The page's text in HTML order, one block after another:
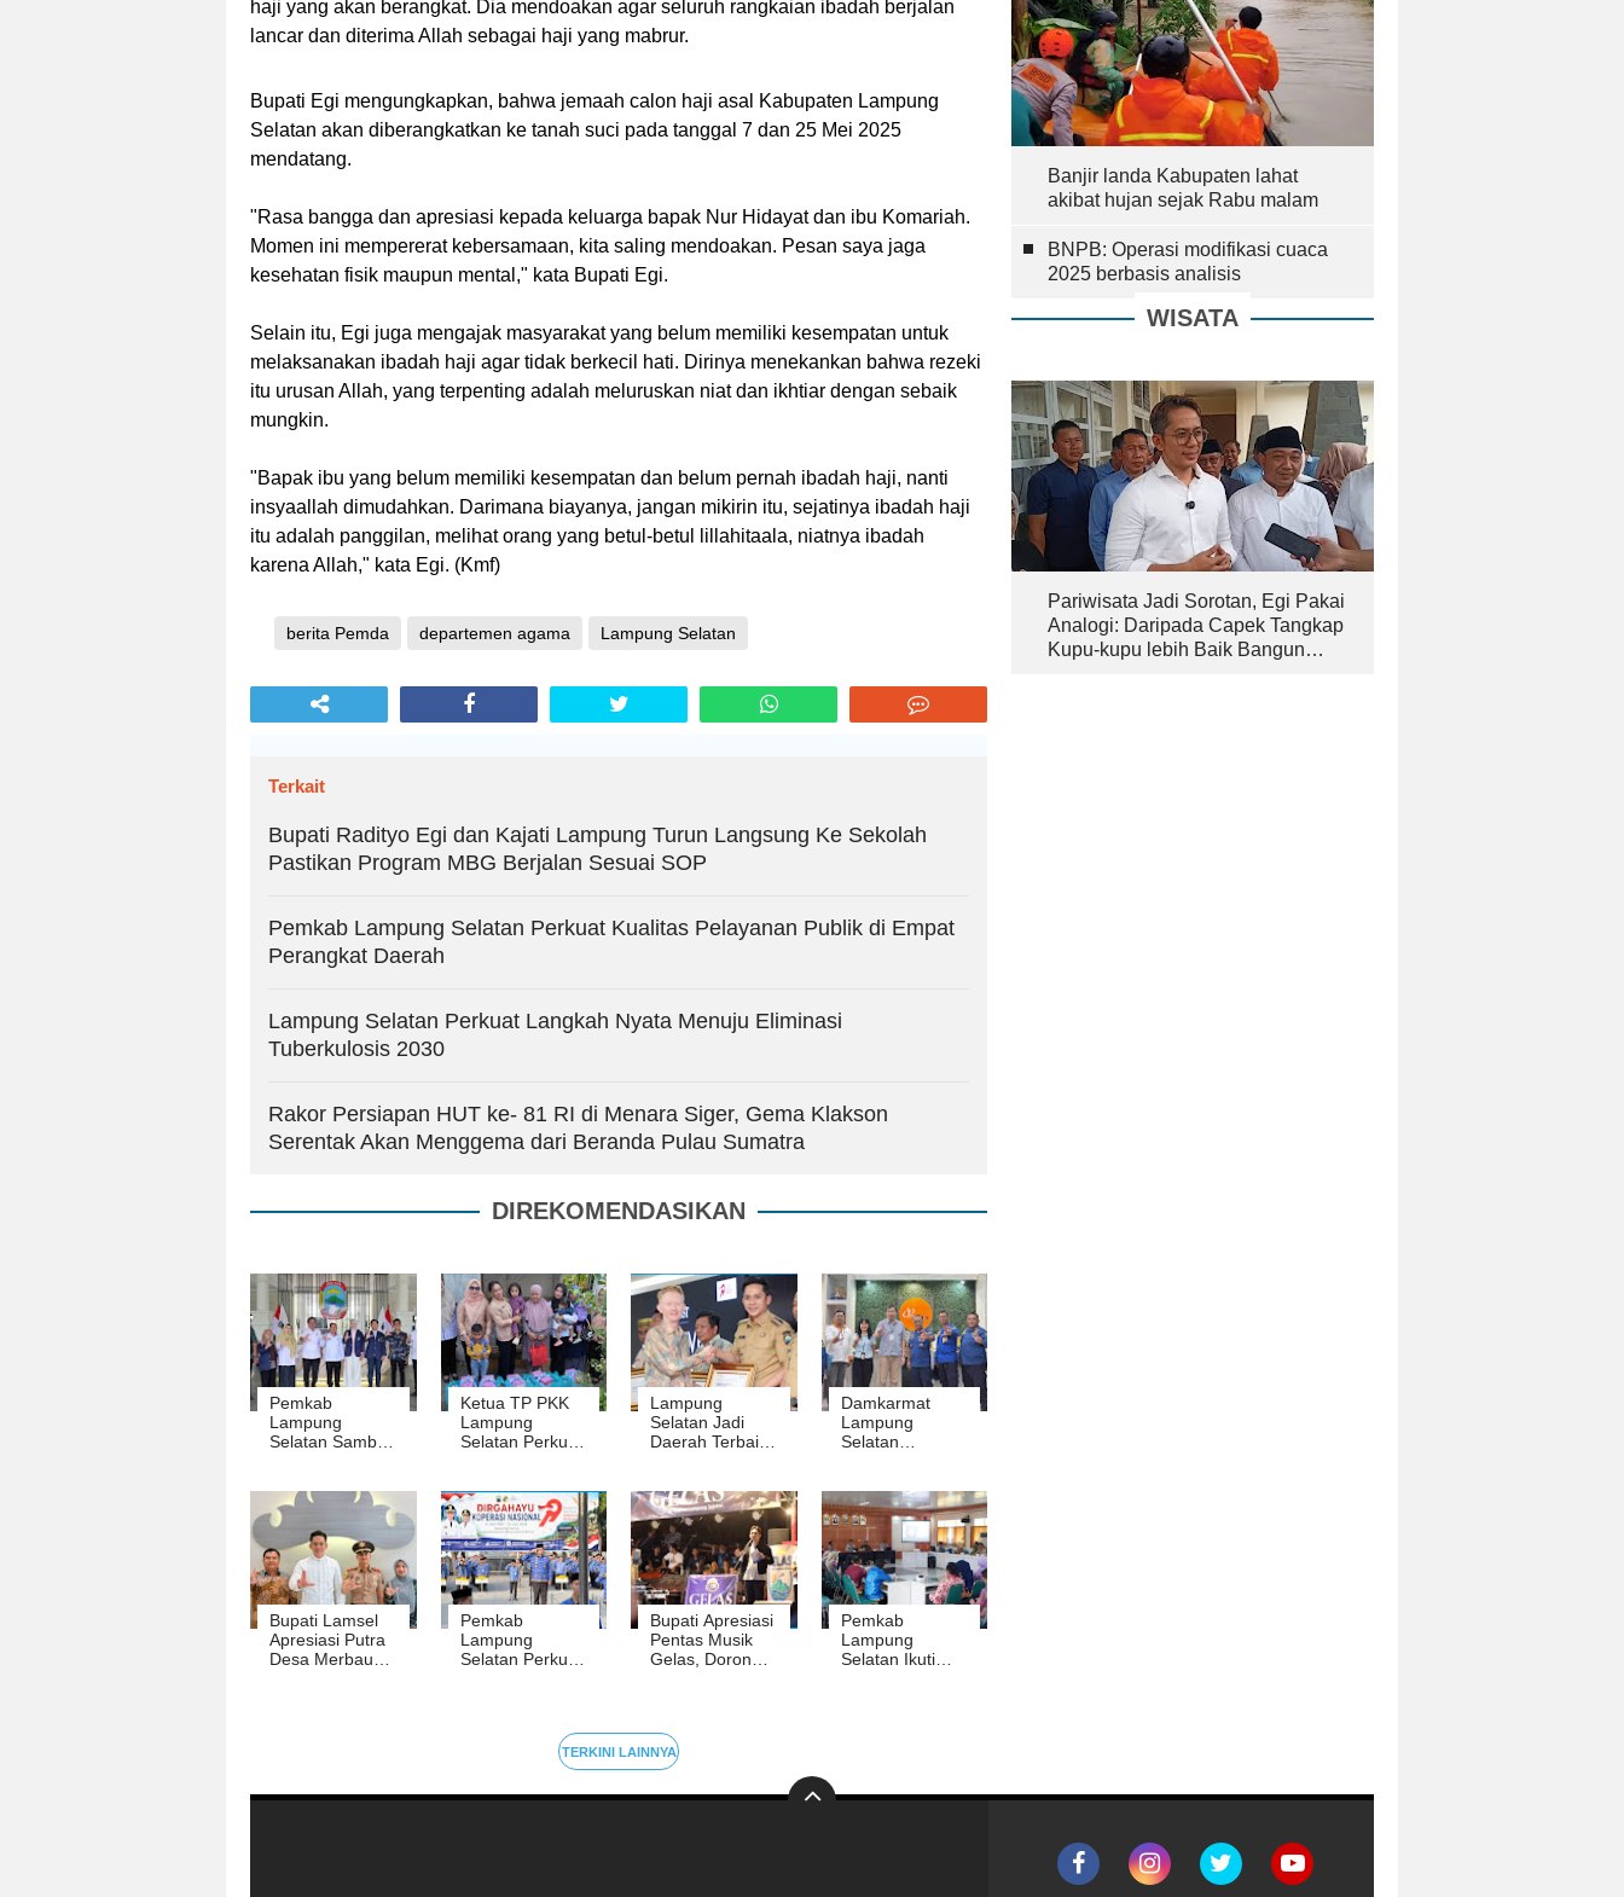
haji yang akan berangkat. Dia mendoakan agar seluruh rangkaian ibadah berjalan
lancar dan diterima Allah sebagai haji yang mabrur.
Bupati Egi mengungkapkan, bahwa jemaah calon haji asal Kabupaten Lampung
Selatan akan diberangkatkan ke tanah suci pada tanggal 7 dan 25 Mei 2025
mendatang.
"Rasa bangga dan apresiasi kepada keluarga bapak Nur Hidayat dan ibu Komariah.
Momen ini mempererat kebersamaan, kita saling mendoakan. Pesan saya jaga
kesehatan fisik maupun mental," kata Bupati Egi.
Selain itu, Egi juga mengajak masyarakat yang belum memiliki kesempatan untuk
melaksanakan ibadah haji agar tidak berkecil hati. Dirinya menekankan bahwa rezeki
itu urusan Allah, yang terpenting adalah meluruskan niat dan ikhtiar dengan sebaik
mungkin.
"Bapak ibu yang belum memiliki kesempatan dan belum pernah ibadah haji, nanti
insyaallah dimudahkan. Darimana biayanya, jangan mikirin itu, sejatinya ibadah haji
itu adalah panggilan, melihat orang yang betul-betul lillahitaala, niatnya ibadah
karena Allah," kata Egi. (Kmf)
berita Pemda departemen agama Lampung Selatan
Terkait
Bupati Radityo Egi dan Kajati Lampung Turun Langsung Ke Sekolah
Pastikan Program MBG Berjalan Sesuai SOP
Pemkab Lampung Selatan Perkuat Kualitas Pelayanan Publik di Empat
Perangkat Daerah
Lampung Selatan Perkuat Langkah Nyata Menuju Eliminasi
Tuberkulosis 2030
Rakor Persiapan HUT ke- 81 RI di Menara Siger, Gema Klakson
Serentak Akan Menggema dari Beranda Pulau Sumatra
DIREKOMENDASIKAN
Pemkab
Lampung
Selatan Sambut
Ketua TP PKK
Lampung
Selatan Perkuat
Stunting
Lampung
Selatan Jadi
Daerah Terbaik
Putih
Damkarmat
Lampung
Selatan
PT Japfa
Bupati Lamsel
Apresiasi Putra
Desa Merbau
Pemkab
Lampung
Selatan Perkuat
Bupati Apresiasi
Pentas Musik
Gelas, Dorong
Pemkab
Lampung
Selatan Ikuti
TERKINI LAINNYA
Banjir landa Kabupaten lahat
akibat hujan sejak Rabu malam
BNPB: Operasi modifikasi cuaca
2025 berbasis analisis
WISATA
Pariwisata Jadi Sorotan, Egi Pakai
Analogi: Daripada Capek Tangkap
Kupu-kupu lebih Baik Bangun